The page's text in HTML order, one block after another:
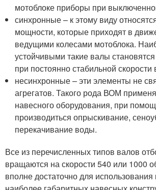
мотоблоке приборы при
синхронные – к этому виду
мощности, которые приходят в
ведущими колесами мотоблока.
устойчивыми такие валы
при постоянно стабильной
несинхронные – эти элементы не
агрегатов. Такого рода ВОМ
навесного оборудования, при
производиться опрыскивание,
перекачивание воды.
Все из перечисленных типов валов
вращаются на скорости 540 или 1000
вполне достаточно для